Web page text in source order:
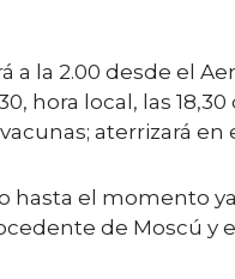
a la 2.00 desde el
hora local, las
aterrizará en
hasta el momento
de Moscú y